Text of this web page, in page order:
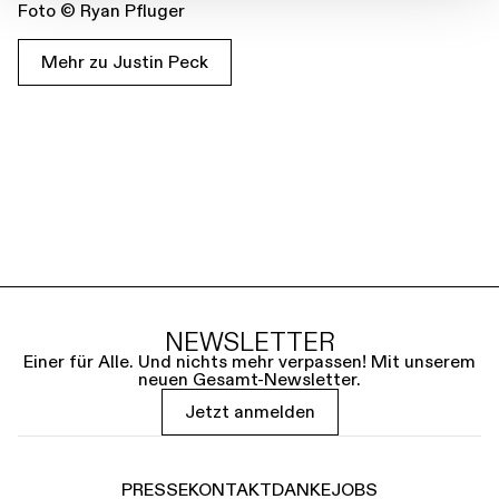
Foto © Ryan Pfluger
Mehr zu Justin Peck
NEWSLETTER
Einer für Alle. Und nichts mehr verpassen! Mit unserem
neuen Gesamt-Newsletter.
Jetzt anmelden
PRESSEKONTAKTDANKEJOBS